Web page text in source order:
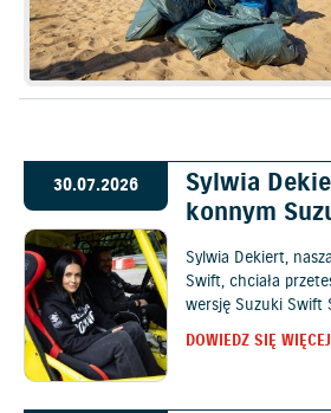
30.07.2026
Sylwia
konnym
Sylwia Dekiert,
Swift, chciała
wersję Suzuki Swift
DOWIEDZ SIĘ WIĘCEJ